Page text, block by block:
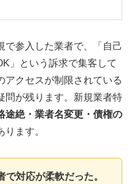
で参入した業者で、「自己
」という訴求で集客して
アクセスが制限されている
問が残ります。新規業者特
途絶・業者名変更・債権の
ます。
で対応が柔軟だった。